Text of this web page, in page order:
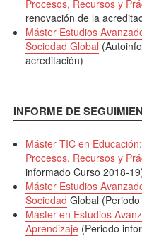
Procesos, Recursos y
renovación de la
Máster Estudios
Sociedad Global
acreditación)
INFORME DE
Máster TIC en
Procesos, Recursos y
informado Curso 2018-
Máster Estudios
Sociedad Global
Máster en Estudios
Aprendizaje (Periodo